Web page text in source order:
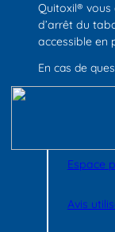
Quitoxil®
d’arrêt du
accessible en
En cas de
Espace
Avis